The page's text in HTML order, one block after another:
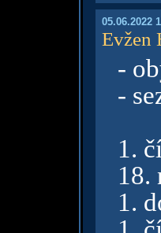
05.06.2022
Evžen
-
-
1.
18.
1.